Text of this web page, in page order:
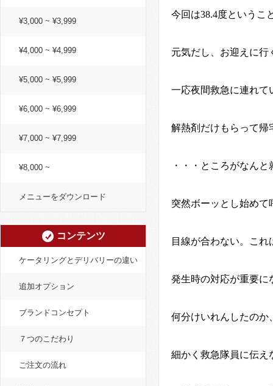
今回は38.4度というこ
元気だし、お迎えに
一応夜間救急に連れて
解熱剤だけもらって帰
・・・ところがなん
突然ボーッとし始めて
目線が合わない。こ
発生時の対応が重要に
何分けいれんしたのか
細かく救急隊員に伝え
¥3,000 ~ ¥3,999
¥4,000 ~ ¥4,999
¥5,000 ~ ¥5,999
¥6,000 ~ ¥6,999
¥7,000 ~ ¥7,999
¥8,000 ~
メニューをダウンロード
コンテンツ
ケータリングとデリバリーの違い
追加オプション
ブランドコンセプト
７つのこだわり
ご注文の流れ